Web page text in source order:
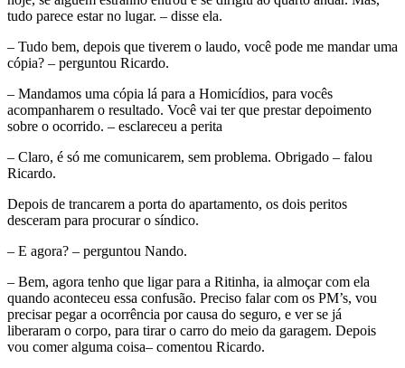
tudo parece estar no lugar. – disse ela.
– Tudo bem, depois que tiverem o laudo, você pode me mandar uma
cópia? – perguntou Ricardo.
– Mandamos uma cópia lá para a Homicídios, para vocês
acompanharem o resultado. Você vai ter que prestar depoimento
sobre o ocorrido. – esclareceu a perita
– Claro, é só me comunicarem, sem problema. Obrigado – falou
Ricardo.
Depois de trancarem a porta do apartamento, os dois peritos
desceram para procurar o síndico.
– E agora? – perguntou Nando.
– Bem, agora tenho que ligar para a Ritinha, ia almoçar com ela
quando aconteceu essa confusão. Preciso falar com os PM’s, vou
precisar pegar a ocorrência por causa do seguro, e ver se já
liberaram o corpo, para tirar o carro do meio da garagem. Depois
vou comer alguma coisa– comentou Ricardo.